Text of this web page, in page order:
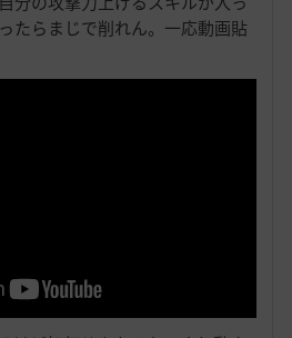
たらまじで削れん。一応動画貼